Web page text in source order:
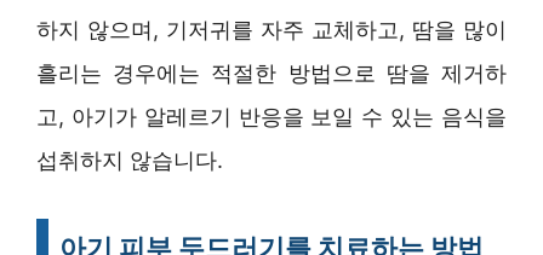
하지 않으며, 기저귀를 자주 교체하고, 땀을 많이
흘리는 경우에는 적절한 방법으로 땀을 제거하
고, 아기가 알레르기 반응을 보일 수 있는 음식을
섭취하지 않습니다.
아기 피부 두드러기를 치료하는 방법